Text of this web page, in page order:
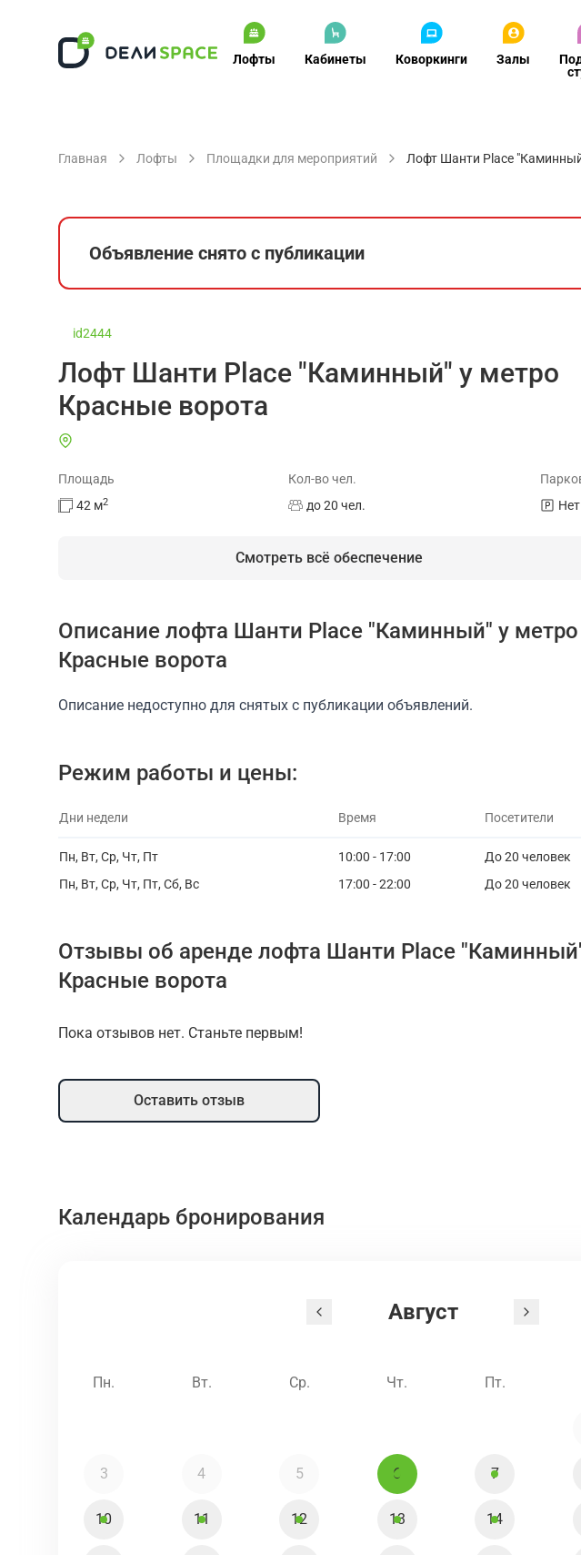
Лофты Кабинеты Коворкинги Залы
Главная Лофты Площадки для мероприятий Лофт Шанти Place
Объявление снято с публикации
id2444
Лофт Шанти Place "Каминный" у метро
Красные ворота
Площадь
42 м2
Кол-во чел.
до 20 чел.
Нет
Смотреть всё обеспечение
На площадке есть
Описание лофта Шанти Place "Каминный" у метро
Красные ворота
Описание недоступно для снятых с публикации объявлений.
Режим работы и цены:
Дни недели Время Посетители
Пн, Вт, Ср, Чт, Пт 10:00 - 17:00 До 20 человек
Пн, Вт, Ср, Чт, Пт, Сб, Вс
17:00 - 22:00 До 20 человек
Отзывы об аренде лофта Шанти Place
Красные ворота
Пока отзывов нет. Станьте первым!
Оставить отзыв
Календарь бронирования
Август
Пн. Вт. Ср. Чт. Пт.
3 4 5 6 7
10 11 12 13 14